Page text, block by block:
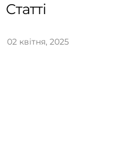
Статті
02 квітня, 2025